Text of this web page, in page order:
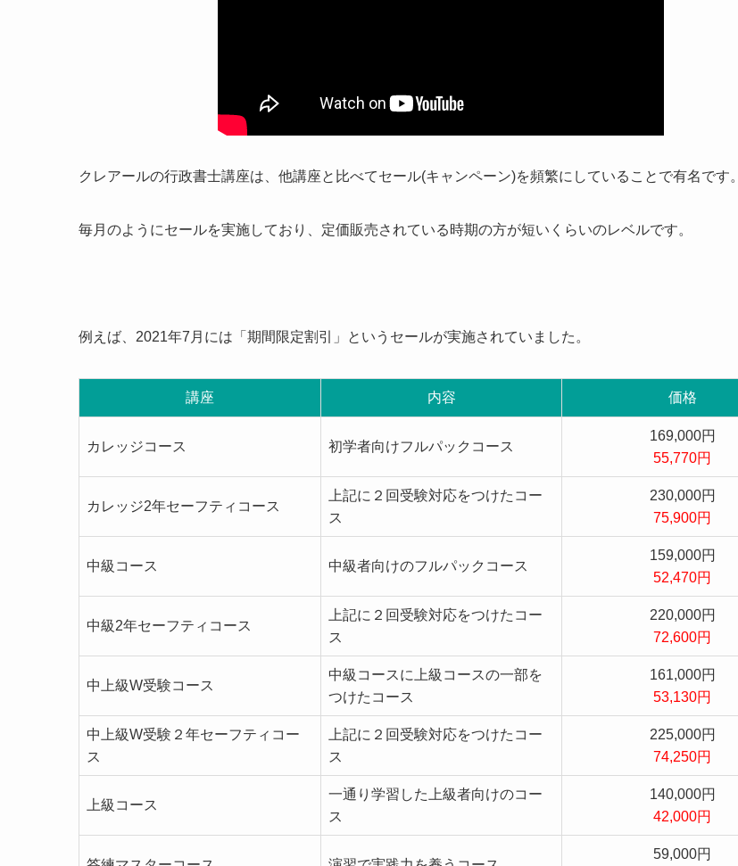
クレアールの行政書士講座は、他講座と比べてセール(キャンペーン)を頻繁にしていることで有名です。
毎月のようにセールを実施しており、定価販売されている時期の方が短いくらいのレベルです。
例えば、2021年7月には「期間限定割引」というセールが実施されていました。
講座 内容 価格
カレッジコース 初学者向けフルパックコース
169,000円
55,770円
カレッジ2年セーフティコース
上記に２回受験対応をつけたコー
ス
230,000円
75,900円
中級コース 中級者向けのフルパックコース
159,000円
52,470円
中級2年セーフティコース
上記に２回受験対応をつけたコー
ス
220,000円
72,600円
中上級W受験コース
中級コースに上級コースの一部を
つけたコース
161,000円
53,130円
中上級W受験２年セーフティコー
ス
上記に２回受験対応をつけたコー
ス
225,000円
74,250円
上級コース
一通り学習した上級者向けのコー
ス
140,000円
42,000円
59,000円